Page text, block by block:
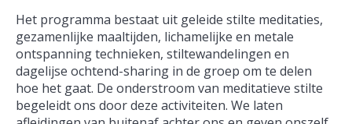
Het programma bestaat uit geleide stilte meditaties,
gezamenlijke maaltijden, lichamelijke en metale
ontspanning technieken, stiltewandelingen en
dagelijse ochtend-sharing in de groep om te delen
hoe het gaat. De onderstroom van meditatieve stilte
begeleidt ons door deze activiteiten. We laten